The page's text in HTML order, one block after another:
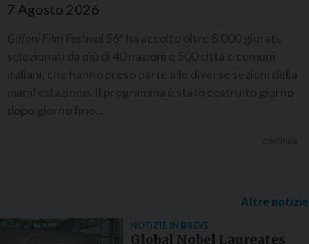
7 Agosto 2026
Altre notizie
NOTIZIE IN BREVE
Global Nobel Laureates